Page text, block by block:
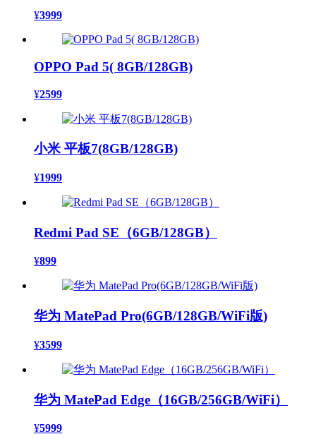
¥3999
OPPO Pad 5( 8GB/128GB)
¥2599
小米 平板7(8GB/128GB)
¥1999
Redmi Pad SE（6GB/128GB）
¥899
华为 MatePad Pro(6GB/128GB/WiFi版)
¥3599
华为 MatePad Edge（16GB/256GB/WiFi）
¥5999